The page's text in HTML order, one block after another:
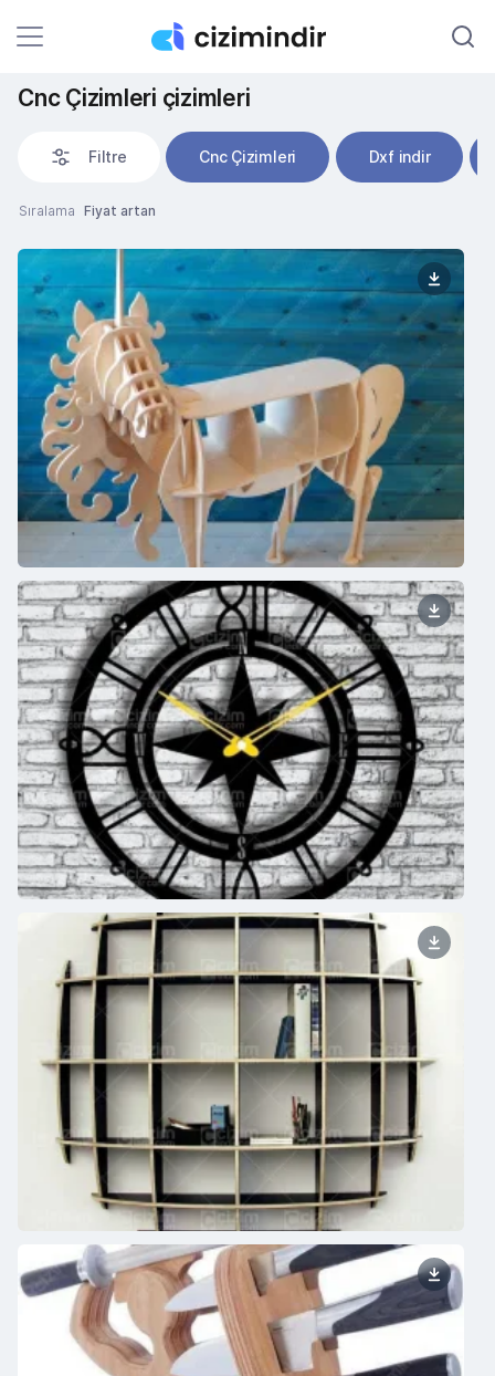
Cnc Çizimleri çizimleri
Filtre Cnc Çizimleri Dxf indir
Sıralama Fiyat artan